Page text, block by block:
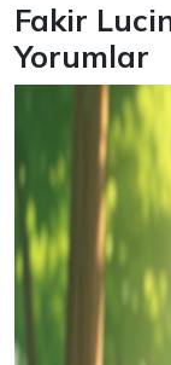
Fakir
Yorumlar